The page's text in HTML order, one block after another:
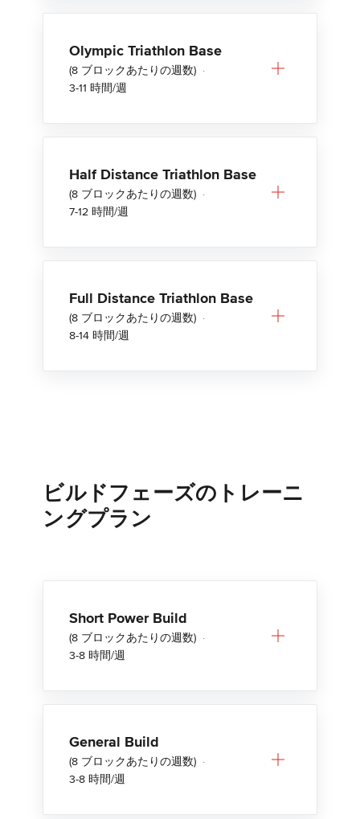
Olympic Triathlon Base
(8 ブロックあたりの週数) ·
3-11 時間/週
Half Distance Triathlon Base
(8 ブロックあたりの週数) ·
7-12 時間/週
Full Distance Triathlon Base
(8 ブロックあたりの週数) ·
8-14 時間/週
ビルドフェーズのトレーニ
ングプラン
Short Power Build
(8 ブロックあたりの週数) ·
3-8 時間/週
General Build
(8 ブロックあたりの週数) ·
3-8 時間/週